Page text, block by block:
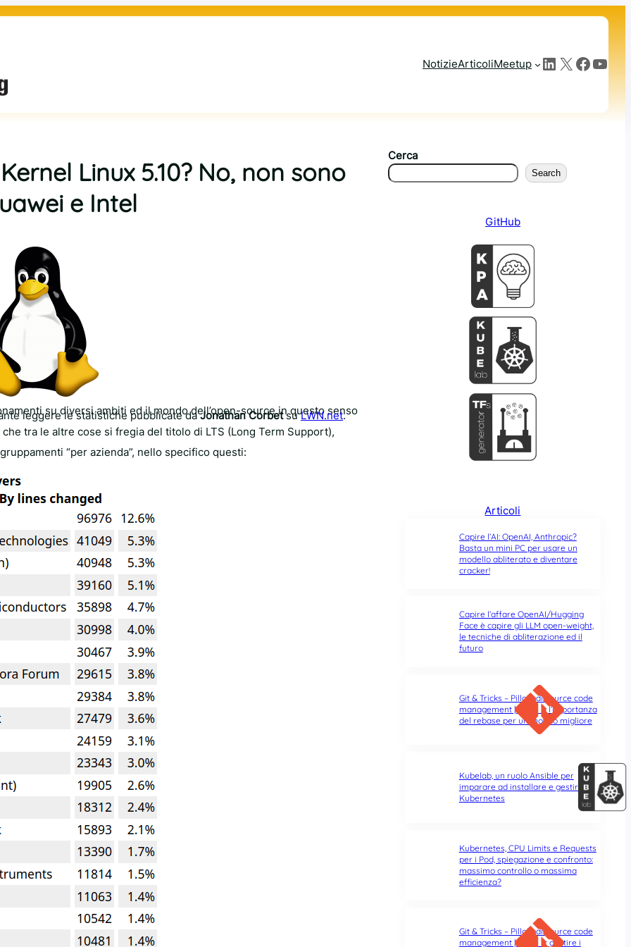
NotizieArticoliMeetup LinkedIn X Facebook YouTube
Linux 5.10? No, non sono
e Intel
su diversi ambiti ed il mondo dell’open-source in questo senso
leggere le statistiche pubblicate daJonathan CorbetsuLWN.net.
tra le altre cose si fregia del titolo di LTS (Long Term Support),
“per azienda”, nello specifico questi:
Cerca
Search
GitHub
Articoli
Capire l’AI: OpenAI, Anthropic?
Basta un mini PC per usare un
modello abliterato e diventare
cracker!
Capire l’affare OpenAI/Hugging
Face è capire gli LLM open-weight,
le tecniche di abliterazione ed il
futuro
Git & Tricks – Pillole di source code
management | Parte 3: l’importanza
del rebase per un mondo migliore
Kubelab, un ruolo Ansible per
imparare ad installare e gestire
Kubernetes
Kubernetes, CPU Limits e Requests
per i Pod, spiegazione e confronto:
massimo controllo o massima
efficienza?
Git & Tricks – Pillole di source code
management | Parte 2: gestire i